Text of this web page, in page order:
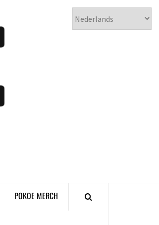
𝗣𝗢𝗞𝗢𝗘
POKOE MERCH